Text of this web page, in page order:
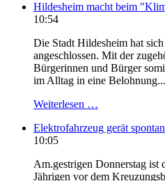
Hildesheim macht beim
10:54
Die Stadt Hildesheim hat
angeschlossen. Mit der
Bürgerinnen und Bürger
im Alltag in eine Belohnung...
Weiterlesen …
Elektrofahrzeug gerät
10:05
Am.gestrigen Donnerstag ist
Jährigen vor dem